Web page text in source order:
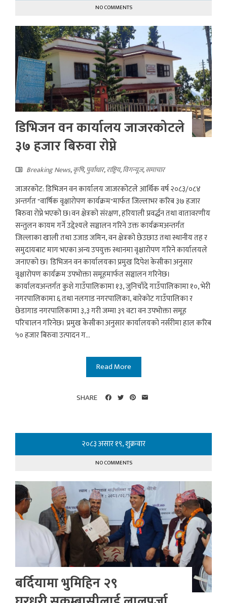
NO COMMENTS
डिभिजन वन कार्यालय जाजरकोटले
३७ हजार बिरुवा रोप्ने
Breaking News,कृषि,पुर्वाधार,राष्ट्रिय,विगन्यूज,समाचार
जाजरकोट: डिभिजन वन कार्यालय जाजरकोटले आर्थिक वर्ष २०८३/०८४
अन्तर्गत "वार्षिक वृक्षारोपण कार्यक्रम"मार्फत जिल्लाभर करिब ३७ हजार
बिरुवा रोप्ने भएको छ।वन क्षेत्रको संरक्षण, हरियाली प्रवर्द्धन तथा वातावरणीय
सन्तुलन कायम गर्ने उद्देश्यले सञ्चालन गरिने उक्त कार्यक्रमअन्तर्गत
जिल्लाका खाली तथा उजाड जमिन, वन क्षेत्रको छेउछाउ तथा स्थानीय तह र
समुदायबाट माग भएका अन्य उपयुक्त स्थानमा वृक्षारोपण गरिने कार्यालयले
जनाएको छ। डिभिजन वन कार्यालयका प्रमुख दिपेश केसीका अनुसार
वृक्षारोपण कार्यक्रम उपभोक्ता समूहमार्फत सञ्चालन गरिनेछ।
कार्यालयअन्तर्गत कुशे गाउँपालिकामा १३, जुनिचाँदे गाउँपालिकामा १०, भेरी
नगरपालिकामा ६ तथा नलगाड नगरपालिका, बारेकोट गाउँपालिका र
छेडागाड नगरपालिकामा ३,३ गरी जम्मा ३९ वटा वन उपभोक्ता समूह
परिचालन गरिनेछ। प्रमुख केसीका अनुसार कार्यालयको नर्सरीमा हाल करिब
५० हजार बिरुवा उत्पादन ग...
Read More
SHARE
२०८३ असार १९, शुक्रवार
NO COMMENTS
बर्दियामा भुमिहिन २९